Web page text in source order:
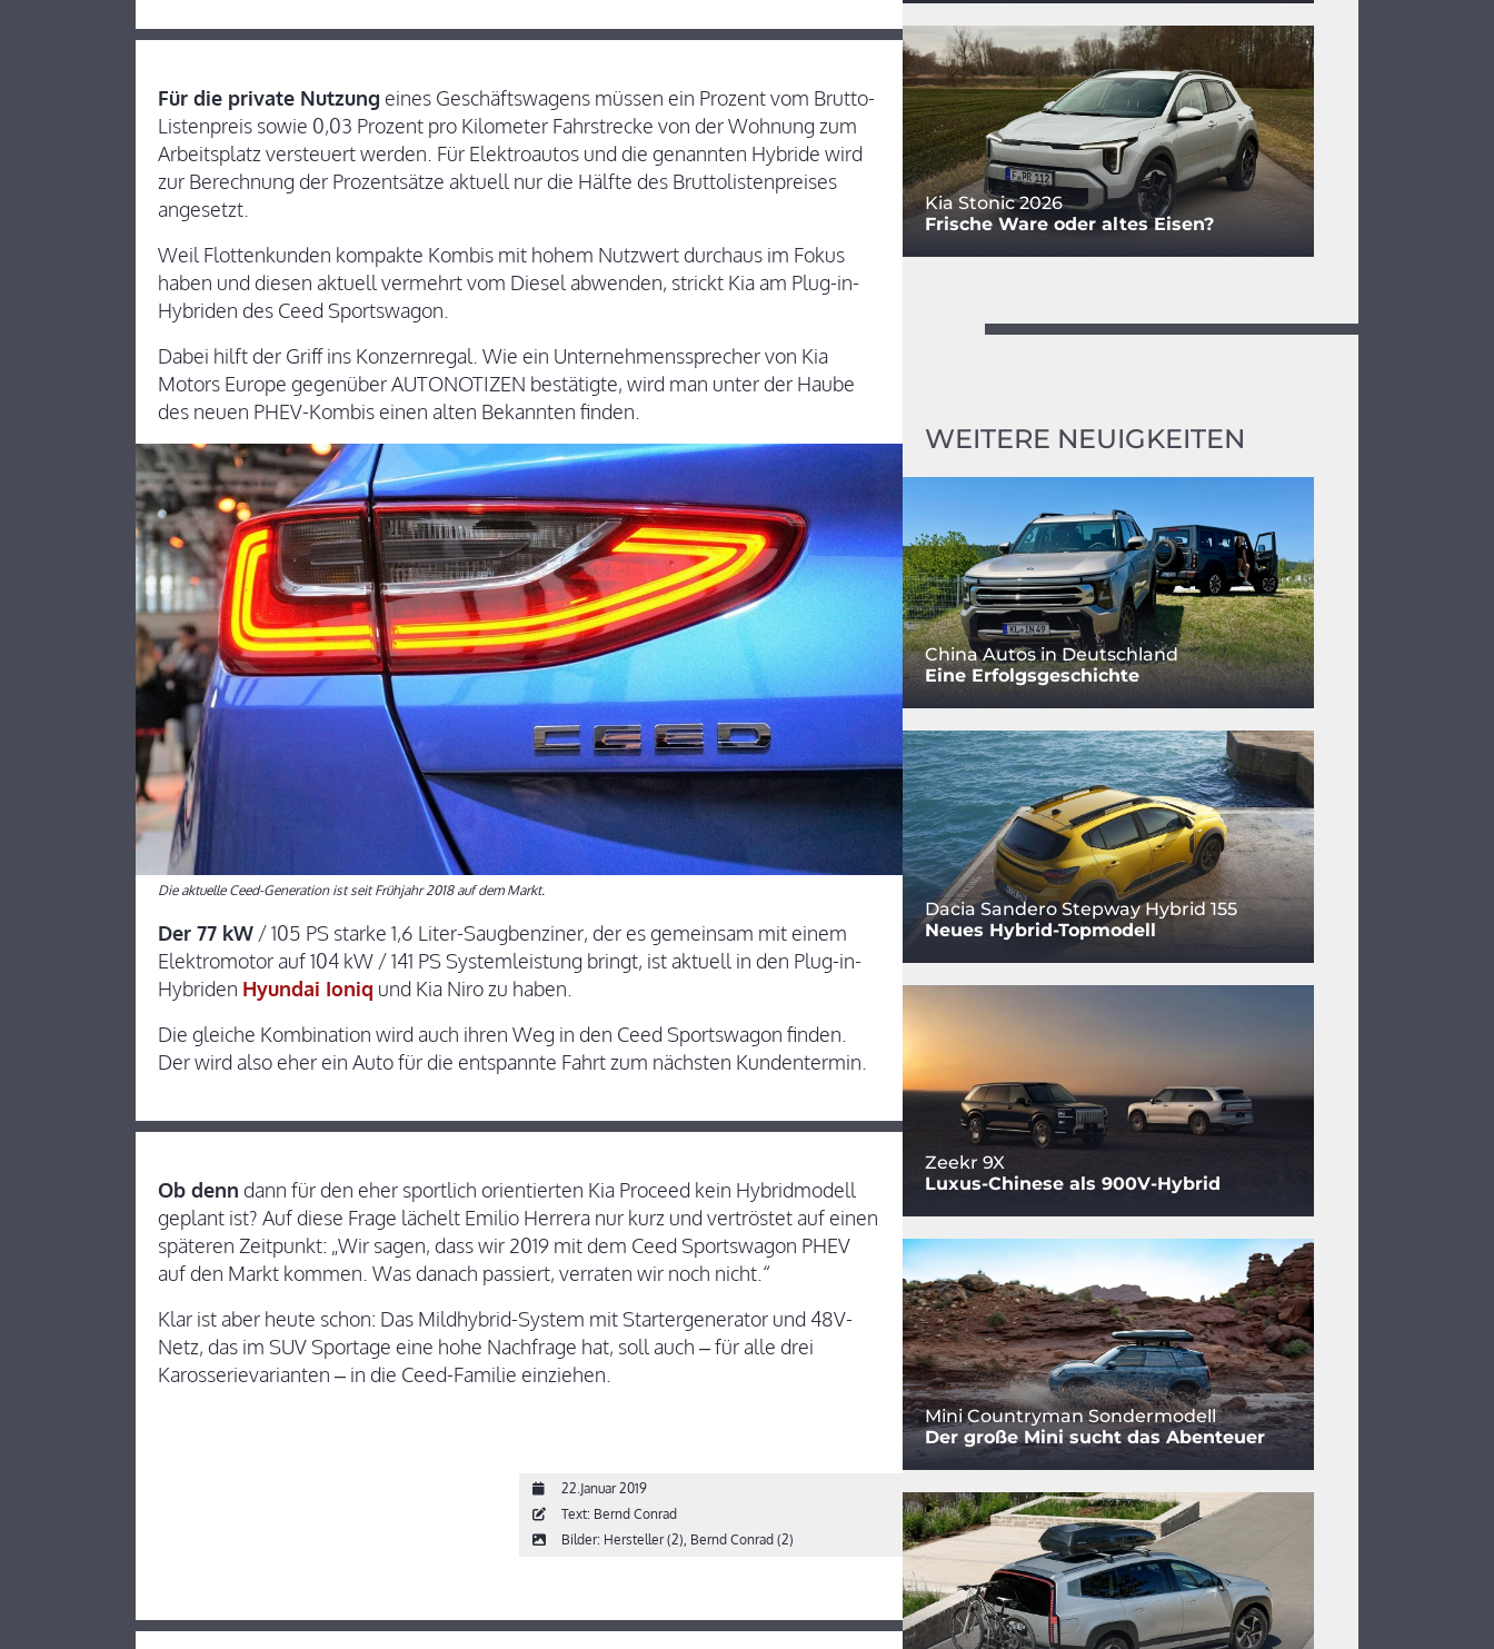
Für die private Nutzung eines Geschäftswagens müssen ein Prozent vom Brutto-
Listenpreis sowie 0,03 Prozent pro Kilometer Fahrstrecke von der Wohnung zum
Arbeitsplatz versteuert werden. Für Elektroautos und die genannten Hybride wird
zur Berechnung der Prozentsätze aktuell nur die Hälfte des Bruttolistenpreises
angesetzt.
Weil Flottenkunden kompakte Kombis mit hohem Nutzwert durchaus im Fokus
haben und diesen aktuell vermehrt vom Diesel abwenden, strickt Kia am Plug-in-
Hybriden des Ceed Sportswagon.
Dabei hilft der Griff ins Konzernregal. Wie ein Unternehmenssprecher von Kia
Motors Europe gegenüber AUTONOTIZEN bestätigte, wird man unter der Haube
des neuen PHEV-Kombis einen alten Bekannten finden.
Die aktuelle Ceed-Generation ist seit Frühjahr 2018 auf dem Markt.
Der 77 kW / 105 PS starke 1,6 Liter-Saugbenziner, der es gemeinsam mit einem
Elektromotor auf 104 kW / 141 PS Systemleistung bringt, ist aktuell in den Plug-in-
Hybriden Hyundai Ioniq und Kia Niro zu haben.
Die gleiche Kombination wird auch ihren Weg in den Ceed Sportswagon finden.
Der wird also eher ein Auto für die entspannte Fahrt zum nächsten Kundentermin.
Ob denn dann für den eher sportlich orientierten Kia Proceed kein Hybridmodell
geplant ist? Auf diese Frage lächelt Emilio Herrera nur kurz und vertröstet auf einen
späteren Zeitpunkt: „Wir sagen, dass wir 2019 mit dem Ceed Sportswagon PHEV
auf den Markt kommen. Was danach passiert, verraten wir noch nicht.“
Klar ist aber heute schon: Das Mildhybrid-System mit Startergenerator und 48V-
Netz, das im SUV Sportage eine hohe Nachfrage hat, soll auch – für alle drei
Karosserievarianten – in die Ceed-Familie einziehen.
22.Januar 2019
Text: Bernd Conrad
Bilder: Hersteller (2), Bernd Conrad (2)
Kia Stonic 2026
Frische Ware oder altes Eisen?
WEITERE NEUIGKEITEN
China Autos in Deutschland
Eine Erfolgsgeschichte
Dacia Sandero Stepway Hybrid 155
Neues Hybrid-Topmodell
Zeekr 9X
Luxus-Chinese als 900V-Hybrid
Mini Countryman Sondermodell
Der große Mini sucht das Abenteuer